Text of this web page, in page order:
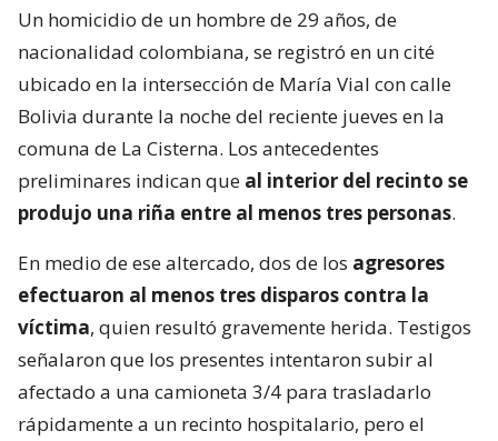
Un homicidio de un hombre de 29 años, de
nacionalidad colombiana, se registró en un cité
ubicado en la intersección de María Vial con calle
Bolivia durante la noche del reciente jueves en la
comuna de La Cisterna. Los antecedentes
preliminares indican que al interior del recinto se
produjo una riña entre al menos tres personas.
En medio de ese altercado, dos de los agresores
efectuaron al menos tres disparos contra la
víctima, quien resultó gravemente herida. Testigos
señalaron que los presentes intentaron subir al
afectado a una camioneta 3/4 para trasladarlo
rápidamente a un recinto hospitalario, pero el